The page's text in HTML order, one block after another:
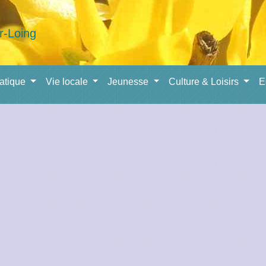
Vie locale Jeunesse Culture & Loisirs